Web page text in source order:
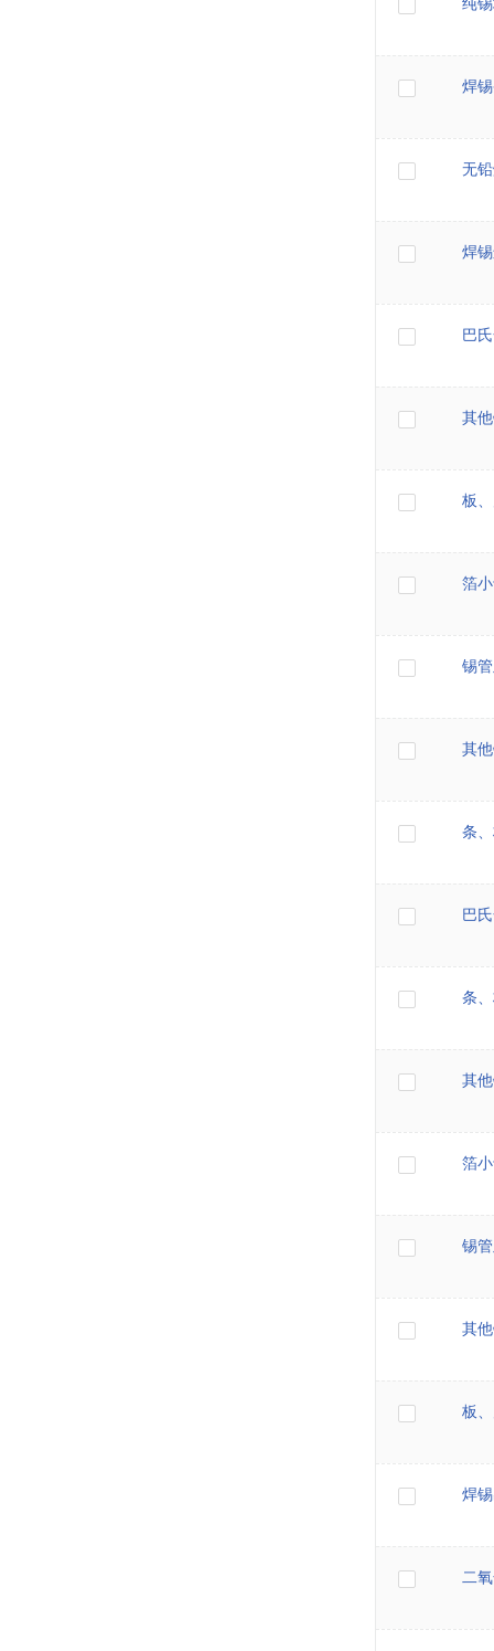
纯
焊
无
焊
巴
其
板
箔
锡
其
条
巴
条
其
箔
锡
其
板
焊
二